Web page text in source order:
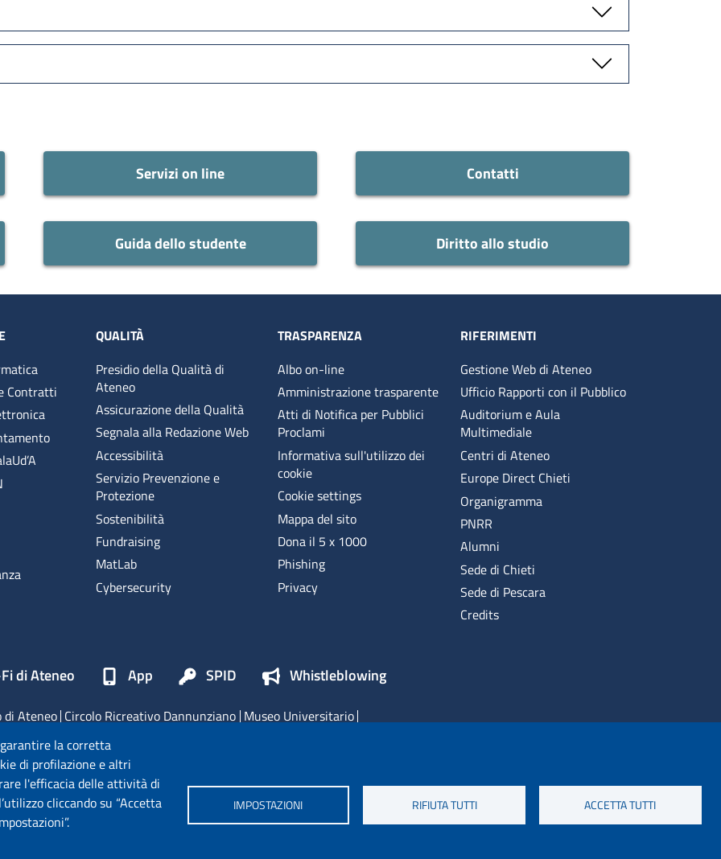
la corretta
di profilazione e altri
l'efficacia delle attività di
cliccando su “Accetta
IMPOSTAZIONI RIFIUTA TUTTI ACCETTA TUTTI
Servizi on line Contatti
Guida dello studente Diritto allo studio
Contratti
QUALITÀ
Presidio della Qualità di
Ateneo
Assicurazione della Qualità
Segnala alla Redazione Web
Accessibilità
Servizio Prevenzione e
Protezione
Sostenibilità
Fundraising
MatLab
Cybersecurity
TRASPARENZA
Albo on-line
Amministrazione trasparente
Atti di Notifica per Pubblici
Proclami
Informativa sull'utilizzo dei
cookie
Cookie settings
Mappa del sito
Dona il 5 x 1000
Phishing
Privacy
RIFERIMENTI
Gestione Web di Ateneo
Ufficio Rapporti con il Pubblico
Auditorium e Aula
Multimediale
Centri di Ateneo
Europe Direct Chieti
Organigramma
PNRR
Alumni
Sede di Chieti
Sede di Pescara
Credits
di Ateneo App SPID Whistleblowing
di Ateneo Circolo Ricreativo Dannunziano Museo Universitario
Fondazione Università "d'Annunzio"
RIGHTS RESERVED - UNIVERSITÀ DEGLI STUDI GABRIELE D'ANNUNZIO – CHIETI-PESCARA